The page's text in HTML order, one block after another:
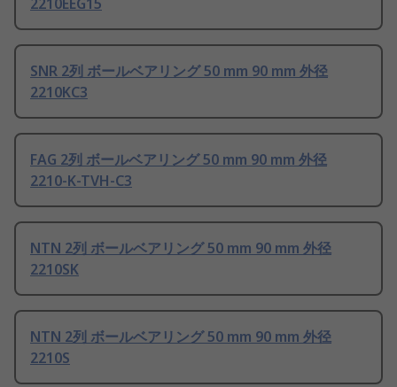
2210EEG15
SNR 2列 ボールベアリング 50 mm 90 mm 外径
2210KC3
FAG 2列 ボールベアリング 50 mm 90 mm 外径
2210-K-TVH-C3
NTN 2列 ボールベアリング 50 mm 90 mm 外径
2210SK
NTN 2列 ボールベアリング 50 mm 90 mm 外径
2210S